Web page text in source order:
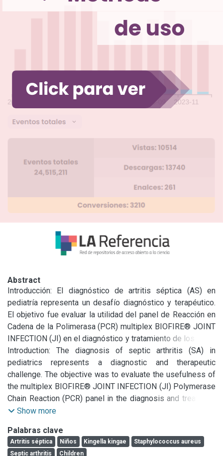
Abstract
Introducción: El diagnóstico de artritis séptica (AS) en
pediatría representa un desafío diagnóstico y terapéutico.
El objetivo fue evaluar la utilidad del panel de Reacción en
Cadena de la Polimerasa (PCR) multiplex BIOFIRE® JOINT
INFECTION (JI) en el diagnóstico y tratamiento de los niños
con AS.
Material y Métodos: Estudio descriptivo retrospectivo de
corte transversal en pacientes menores de 16 años con
diagnóstico de AS desde noviembre de 2022 hasta marzo
de 2024 atendidos en el H.I.A.E.P. “Sor Maria Ludovica”. Se
realizó el estudio microbiológico de muestras de líquido
Resultados: Se incluyeron 33 pacientes con AS, 20 (60.6%)
de sexo masculino; mediana de edad 34 meses (RIC 15.5-
Introduction: The diagnosis of septic arthritis (SA) in
pediatrics represents a diagnostic and therapeutic
challenge. The objective was to evaluate the usefulness of
the multiplex BIOFIRE® JOINT INFECTION (JI) Polymerase
Chain Reaction (PCR) panel in the diagnosis and treatment
of children with AS. Material and Methods: Retrospective
years of age with AS diagnosis treated at the H.I.A.E.P. “Sor
Maria Ludovica” from November 2022 to March 2024. The
Show more
Palabras clave
Artritis séptica Niños Kingella kingae
Staphylococcus aureus
Septic arthritis
Children